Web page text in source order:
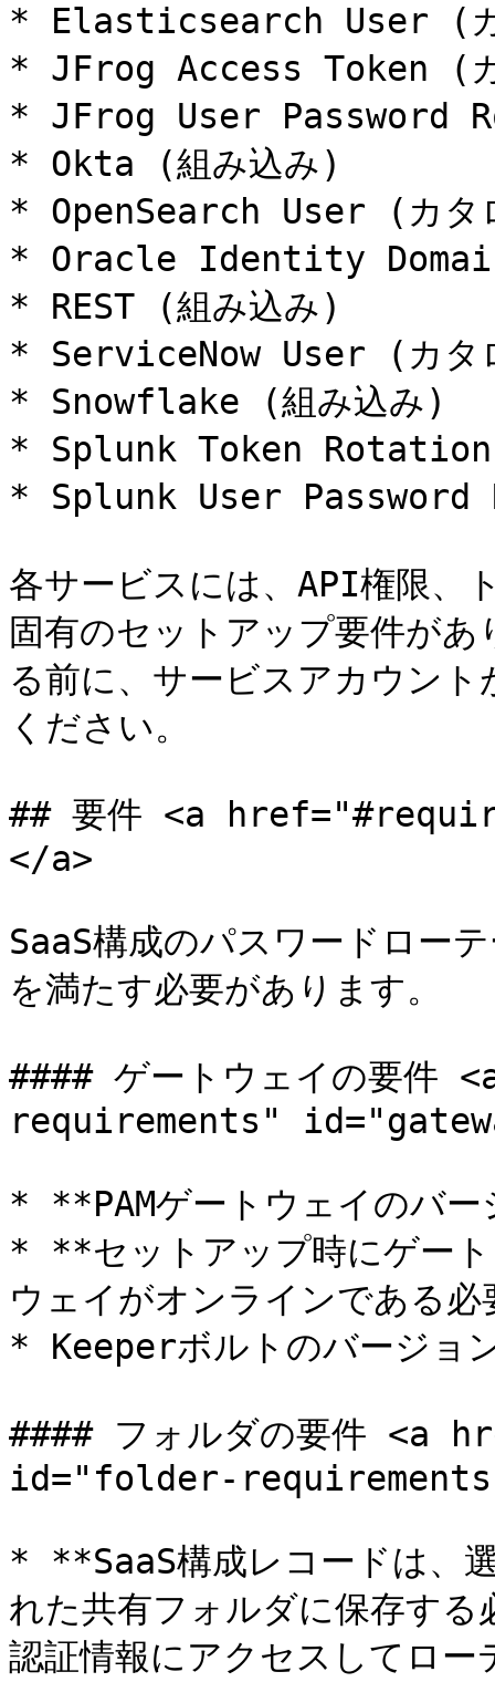
* Elasticsearch User (
* JFrog Access Token (
* JFrog User Password
* Okta (組み込み)
* OpenSearch User (カタ
* Oracle Identity
* REST (組み込み)
* ServiceNow User (カタ
* Snowflake (組み込み)
* Splunk Token
* Splunk User
各サービスには、API権限、
固有のセットアップ要件が
る前に、サービスアカウン
ください。
## 要件 <a
</a>
SaaS構成のパスワードロー
を満たす必要があります。
#### ゲートウェイの要件
requirements"
* **PAMゲートウェイのバ
* **セットアップ時にゲート
ウェイがオンラインである
* Keeperボルトのバージ
#### フォルダの要件
id="folder-
* **SaaS構成レコードは、
れた共有フォルダに保存す
認証情報にアクセスしてロ